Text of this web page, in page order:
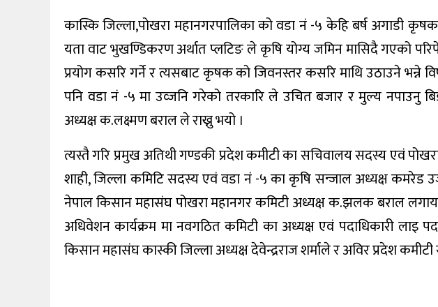
कास्कि जिल्ला,पोखरा महानगरपालिका को वडा नं -५ केहि बर्ष अगाडी
यता वाट भुखण्डिकरण अर्थात प्लटिङ ले कृषि योग्य जमिन मासिदै गएको
प्रयोग कसरि गर्ने र त्यसबाट कृषक को जिवनस्तर कसरि माथि उठाउने भन्ने
पनि वडा नं -५ मा‌ उव्जनि गरेको तरकारि ले उचित बजार र मुल्य नपाउनु
अध्यक्ष क.लक्ष्मण बराल ले राख्नु भयो ।
त्यस्तै गरि प्रमुख अतिथी गण्डकी प्रदेश कमीटी का सचिवालय सदस्य एवं
शाही, जिल्ला कमिटि सदस्य एवं वडा नं -५ का कृषि सन्जाल अध्यक्ष कमरेड
नेपाल किसान महासंघ पोखरा महानगर कमिटी अध्यक्ष क.झलक बराल
अधिवेशन कार्यक्रम मा नवगठित कमिटी का अध्यक्ष एवं पदाधिकारी लाइ
किसान महासंघ कास्की जिल्ला अध्यक्ष देवेन्द्रराज शर्माले र अविर प्रदेश